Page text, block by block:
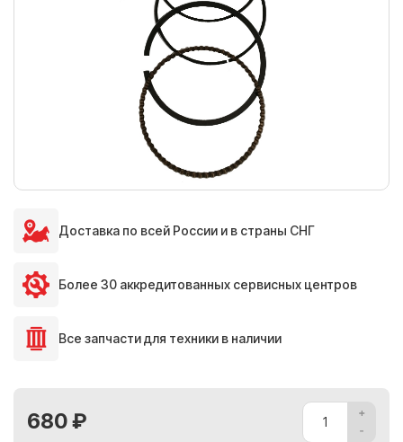
Доставка по всей России и в страны СНГ
Более 30 аккредитованных сервисных центров
Все запчасти для техники в наличии
680 ₽